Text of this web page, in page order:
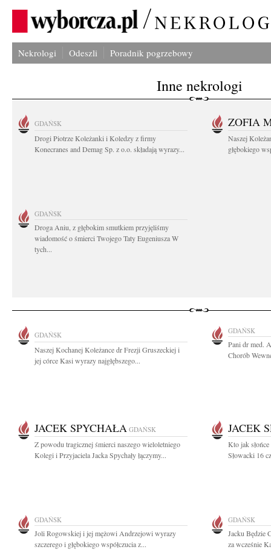
Nekrologi Odeszli Poradnik pogrzebowy
Inne nekrologi
GDAŃSK
Drogi Piotrze Koleżanki i Koledzy z firmy
Konecranes and Demag Sp. z o.o. składają wyrazy...
ZOFIA
Naszej
głębokiego
GDAŃSK
Droga Aniu, z głębokim smutkiem przyjęliśmy
wiadomość o śmierci Twojego Taty Eugeniusza W
tych...
GDAŃSK
Naszej Kochanej Koleżance dr Frezji Gruszeckiej i
jej córce Kasi wyrazy najgłębszego...
GDAŃSK
Pani dr med.
Chorób
JACEK SPYCHAŁA GDAŃSK
Z powodu tragicznej śmierci naszego wieloletniego
Kolegi i Przyjaciela Jacka Spychały łączymy...
JACEK
Kto jak słońce
Słowacki 16
GDAŃSK
Joli Rogowskiej i jej mężowi Andrzejowi wyrazy
szczerego i głębokiego współczucia z...
GDAŃSK
Jacku Będzie
za wcześnie